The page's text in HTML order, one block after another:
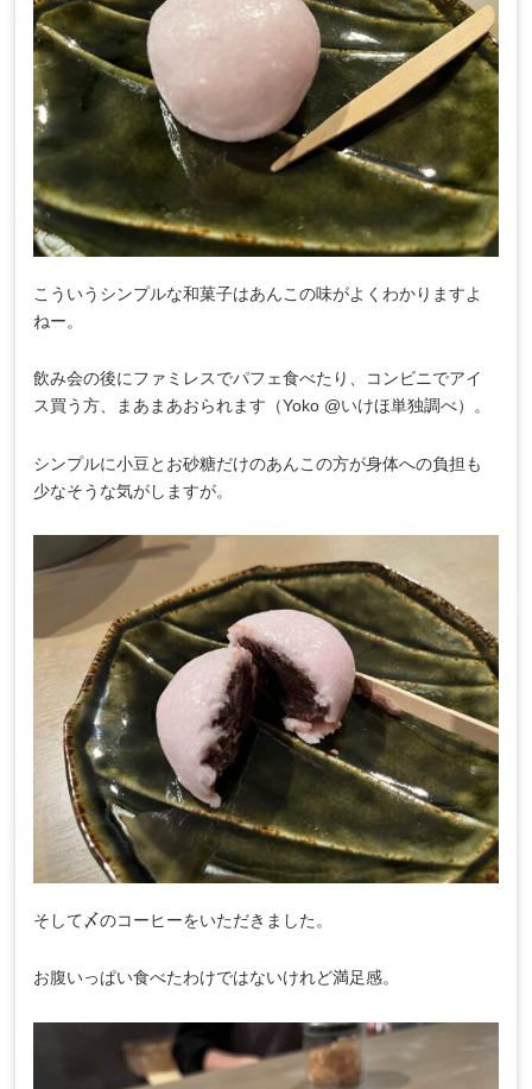
こういうシンプルな和菓子はあんこの味がよくわかりますよ
ねー。
飲み会の後にファミレスでパフェ食べたり、コンビニでアイ
ス買う方、まあまあおられます（Yoko @いけほ単独調べ）。
シンプルに小豆とお砂糖だけのあんこの方が身体への負担も
少なそうな気がしますが。
そして〆のコーヒーをいただきました。
お腹いっぱい食べたわけではないけれど満足感。